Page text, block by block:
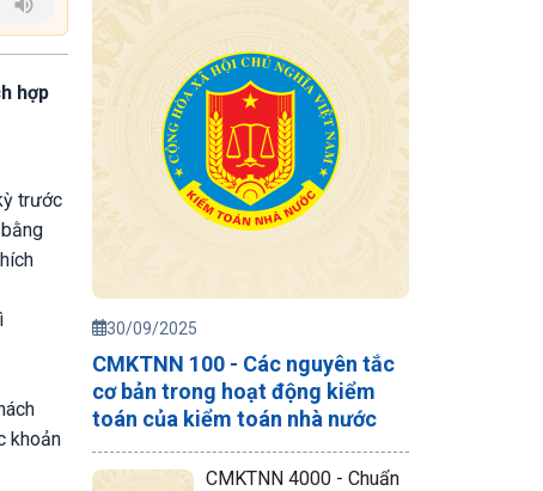
hợp
trước
khoản
30/09/2025
CMKTNN 100 - Các nguyên tắc
cơ bản trong hoạt động kiểm
toán của kiểm toán nhà nước
CMKTNN 4000 - Chuẩn